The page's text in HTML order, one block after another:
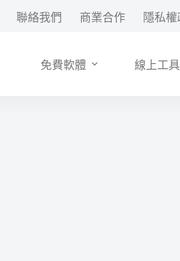
聯絡我們 商業合作 隱私
免費軟體 線上工具